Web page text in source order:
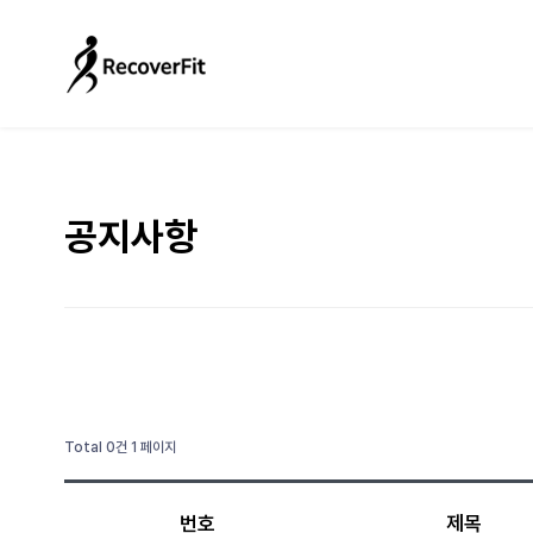
공지사항
Total 0건 1 페이지
번호 제목